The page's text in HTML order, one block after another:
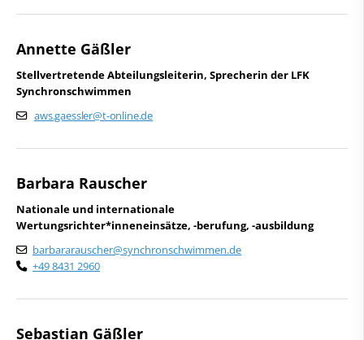
Annette Gäßler
Stellvertretende Abteilungsleiterin, Sprecherin der LFK
Synchronschwimmen
aws.gaessler@t-online.de
Barbara Rauscher
Nationale und internationale
Wertungsrichter*inneneinsätze, -berufung, -ausbildung
barbararauscher@synchronschwimmen.de
+49 8431 2960
Sebastian Gäßler
Wettkampfsport
Wasserball
Synchronschwimmen
Masterssport
Sportentwicklung
Abteilungen
Schwimmen
Freiwasserschwimmen
Wasserspringen
Wasserball
Deutscher Schwimm-Verband e.V.
D-34132 Kassel